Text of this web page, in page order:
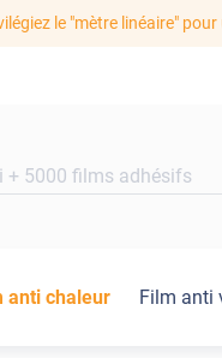
le "mètre linéaire"
anti chaleur Film anti